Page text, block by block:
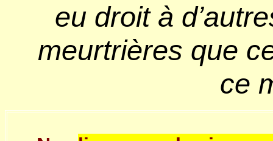
eu droit à
meurtrières que
ce